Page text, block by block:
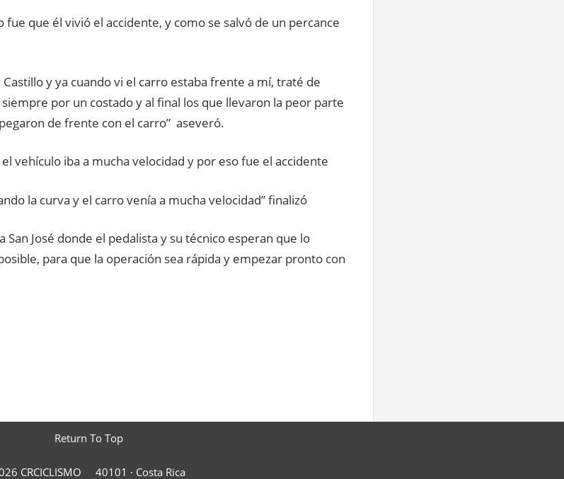
fue que él vivió el accidente, y como se salvó de un percance
Castillo y ya cuando vi el carro estaba frente a mí, traté de
por un costado y al final los que llevaron la peor parte
de frente con el carro” aseveró.
vehículo iba a mucha velocidad y por eso fue el accidente
la curva y el carro venía a mucha velocidad” finalizó
San José donde el pedalista y su técnico esperan que lo
para que la operación sea rápida y empezar pronto con
Return To Top
CRCICLISMO 40101 · Costa Rica